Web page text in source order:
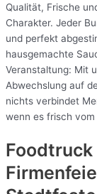
Qualität, Frische
Charakter. Jeder
und perfekt
hausgemachte
Veranstaltung: Mit
Abwechslung auf
nichts verbindet
wenn es frisch vom